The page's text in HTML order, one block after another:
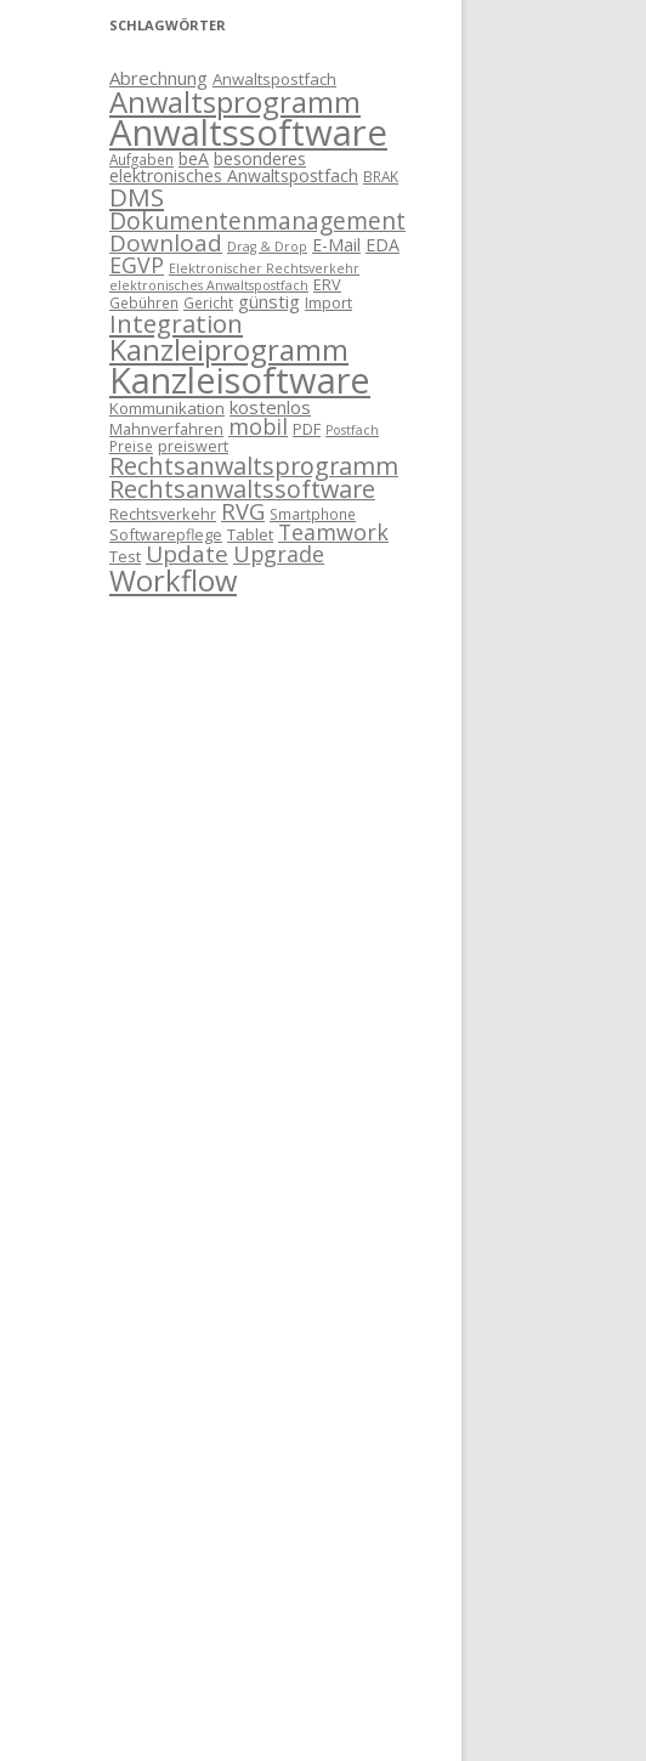
SCHLAGWÖRTER
Abrechnung Anwaltspostfach
Anwaltsprogramm
Anwaltssoftware
Aufgaben beA besonderes
elektronisches Anwaltspostfach BRAK
DMS
Dokumentenmanagement
Download Drag & Drop E-Mail EDA
EGVP Elektronischer Rechtsverkehr
elektronisches Anwaltspostfach ERV
Gebühren Gericht günstig Import
Integration
Kanzleiprogramm
Kanzleisoftware
Kommunikation kostenlos
Mahnverfahren mobil PDF Postfach
Preise preiswert
Rechtsanwaltsprogramm
Rechtsanwaltssoftware
Rechtsverkehr RVG Smartphone
Softwarepflege Tablet Teamwork
Test Update Upgrade
Workflow